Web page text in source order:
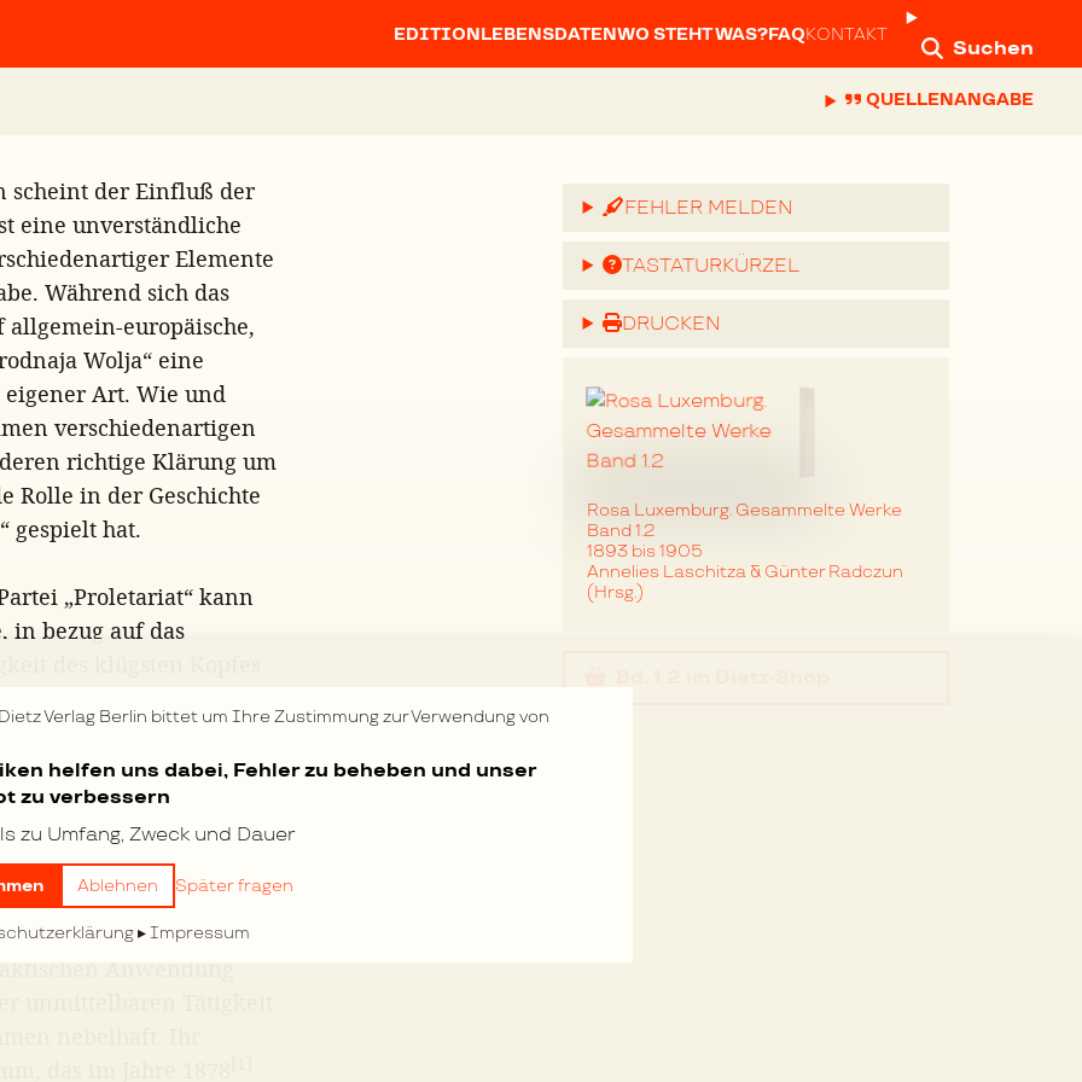
Verlag Berlin bittet um Ihre Zustimmung zur Verwendung von
helfen uns dabei, Fehler zu beheben und unser
zu verbessern
zu Umfang, Zweck und Dauer
Ablehnen Später fragen
Impressum
EDITIONLEBENSDATENWO STEHT WAS?FAQKONTAKT
Suchen
QUELLENANGABE
scheint der Einfluß der
eine unverständliche
Elemente
Während sich das
allgemein-europäische,
Wolja“ eine
eigener Art. Wie und
verschiedenartigen
richtige Klärung um
Rolle in der Geschichte
gespielt hat.
„Proletariat“ kann
in bezug auf das
die ungefähr bis zum
Gärung, deren
in der Schweiz umfaßt
erscheinende
eine teilweise
Sozialismus,
auch der Gesamtkritik der
Anwendung
FEHLER MELDEN
TASTATURKÜRZEL
DRUCKEN
Rosa Luxemburg. Gesammelte Werke
Band 1.2
1893 bis 1905
Annelies Laschitza & Günter Radczun
(Hrsg.)